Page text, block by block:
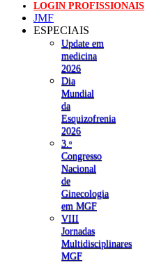
LOGIN PROFISSIONAIS
JMF
ESPECIAIS
Update em
medicina
2026
Dia
Mundial
da
Esquizofrenia
2026
3.ᵒ
Congresso
Nacional
de
Ginecologia
em MGF
VIII
Jornadas
Multidisciplinares
MGF